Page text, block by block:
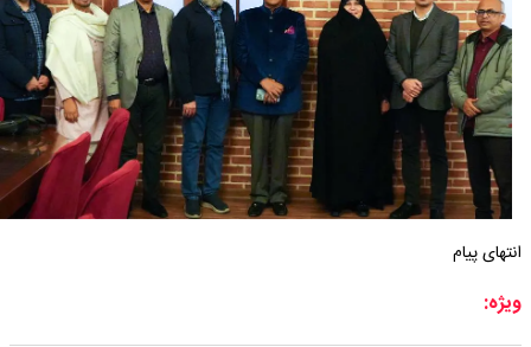
انتهای پیام
ویژه: